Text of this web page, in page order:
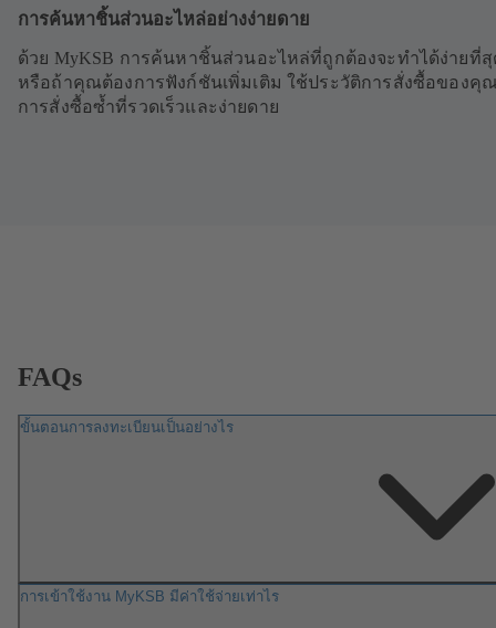
การค้นหาชิ้นส่วนอะไหล่อย่างง่ายดาย
ด้วย MyKSB การค้นหาชิ้นส่วนอะไหล่ที่ถูกต้องจะทำได้ง่ายที่สุ
หรือถ้าคุณต้องการฟังก์ชันเพิ่มเติม ใช้ประวัติการสั่งซื้อของคุ
การสั่งซื้อซ้ำที่รวดเร็วและง่ายดาย
FAQs
ขั้นตอนการลงทะเบียนเป็นอย่างไร
การเข้าใช้งาน MyKSB มีค่าใช้จ่ายเท่าไร